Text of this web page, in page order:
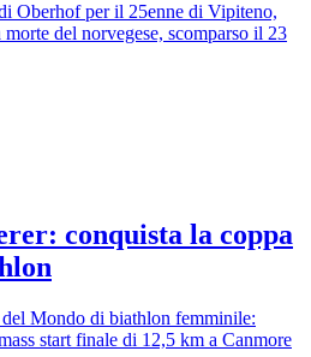
Oberhof per il 25enne di Vipiteno,
del norvegese, scomparso il 23
conquista la coppa
Mondo di biathlon femminile:
start finale di 12,5 km a Canmore